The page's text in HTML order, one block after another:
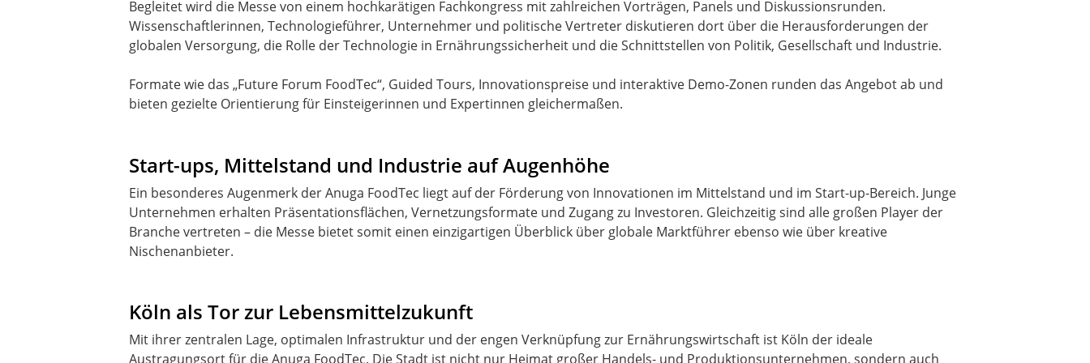
Begleitet wird die Messe von einem hochkarätigen Fachkongress mit zahlreichen Vorträgen, Panels und Diskussionsrunden.
Wissenschaftlerinnen, Technologieführer, Unternehmer und politische Vertreter diskutieren dort über die Herausforderungen der
globalen Versorgung, die Rolle der Technologie in Ernährungssicherheit und die Schnittstellen von Politik, Gesellschaft und Industrie.
Formate wie das „Future Forum FoodTec“, Guided Tours, Innovationspreise und interaktive Demo-Zonen runden das Angebot ab und
Start-ups, Mittelstand und Industrie auf Augenhöhe
Ein besonderes Augenmerk der Anuga FoodTec liegt auf der Förderung von Innovationen im Mittelstand und im Start-up-Bereich. Junge
Unternehmen erhalten Präsentationsflächen, Vernetzungsformate und Zugang zu Investoren. Gleichzeitig sind alle großen Player der
Branche vertreten – die Messe bietet somit einen einzigartigen Überblick über globale Marktführer ebenso wie über kreative
Nischenanbieter.
Köln als Tor zur Lebensmittelzukunft
Mit ihrer zentralen Lage, optimalen Infrastruktur und der engen Verknüpfung zur Ernährungswirtschaft ist Köln der ideale
Austragungsort für die Anuga FoodTec. Die Stadt ist nicht nur Heimat großer Handels- und Produktionsunternehmen, sondern auch